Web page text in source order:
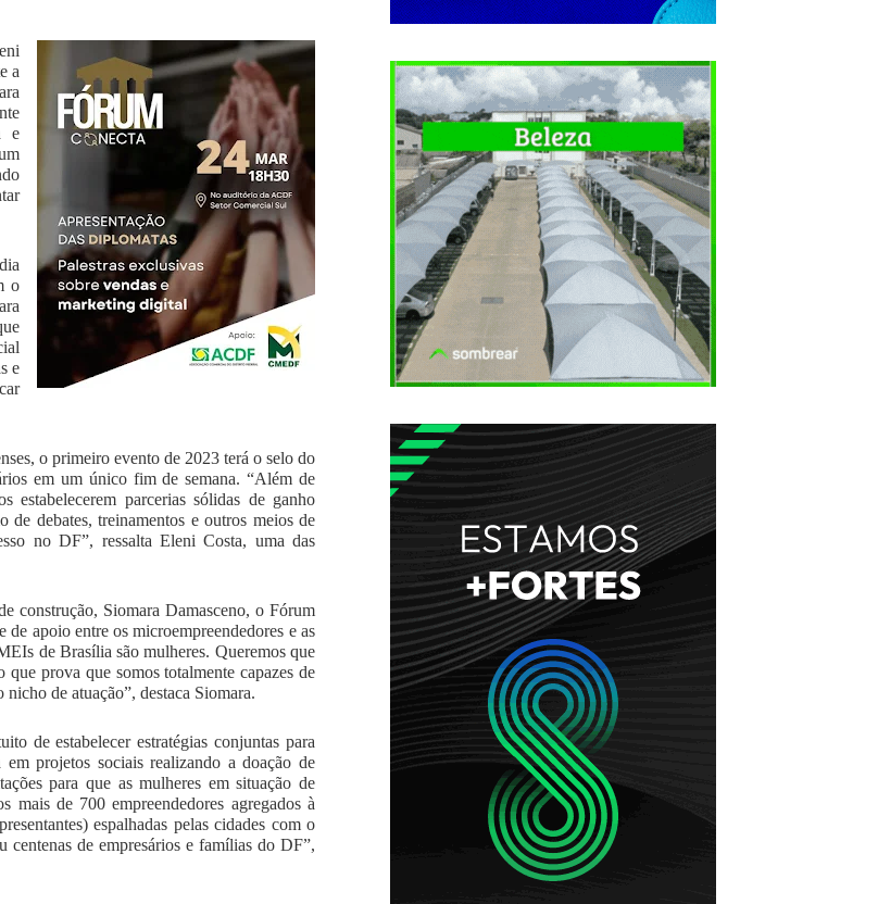
a
e
o
e
o primeiro evento de 2023 terá o selo do
em um único fim de semana. “Além de
estabelecerem parcerias sólidas de ganho
debates, treinamentos e outros meios de
no DF”, ressalta Eleni Costa, uma das
construção, Siomara Damasceno, o Fórum
apoio entre os microempreendedores e as
de Brasília são mulheres. Queremos que
que prova que somos totalmente capazes de
de atuação”, destaca Siomara.
de estabelecer estratégias conjuntas para
projetos sociais realizando a doação de
para que as mulheres em situação de
mais de 700 empreendedores agregados à
espalhadas pelas cidades com o
de empresários e famílias do DF”,